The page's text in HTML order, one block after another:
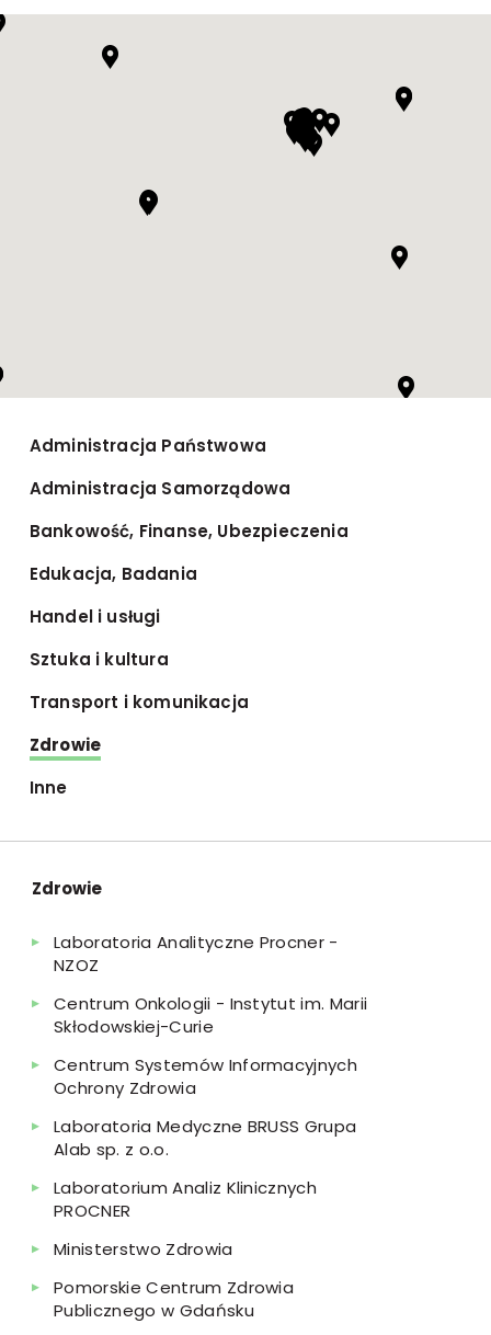
Administracja Państwowa
Administracja Samorządowa
Bankowość, Finanse, Ubezpieczenia
Edukacja, Badania
Handel i usługi
Sztuka i kultura
Transport i komunikacja
Zdrowie
Inne
Zdrowie
Laboratoria Analityczne Procner -
NZOZ
Centrum Onkologii - Instytut im. Marii
Skłodowskiej-Curie
Centrum Systemów Informacyjnych
Ochrony Zdrowia
Laboratoria Medyczne BRUSS Grupa
Alab sp. z o.o.
Laboratorium Analiz Klinicznych
PROCNER
Ministerstwo Zdrowia
Pomorskie Centrum Zdrowia
Publicznego w Gdańsku